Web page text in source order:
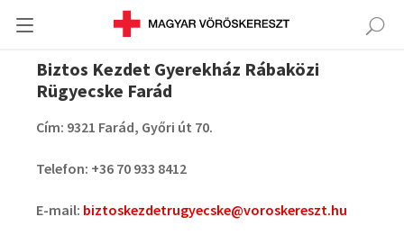
Biztos Kezdet Gyerekház Rábaközi
Rügyecske Farád
Cím: 9321 Farád, Győri út 70.
Telefon: +36 70 933 8412
E-mail: biztoskezdetrugyecske@voroskereszt.hu